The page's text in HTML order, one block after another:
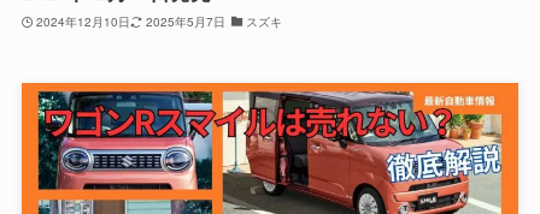
2024年12月10日 2025年5月7日 スズキ